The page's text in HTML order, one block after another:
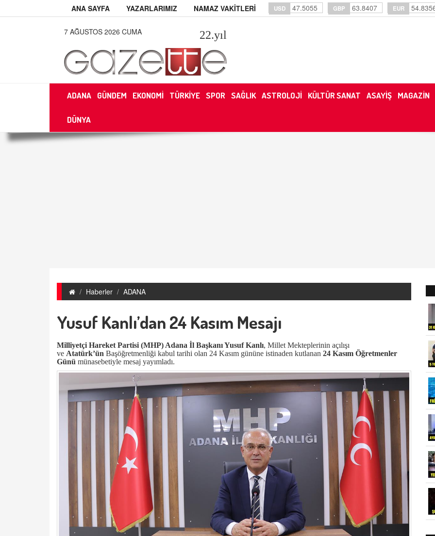
ANA SAYFA YAZARLARIMIZ NAMAZ VAKİTLERİ USD 47.5055 GBP 63.8407 EUR
7 AĞUSTOS 2026 CUMA 22.yıl
ADANA GÜNDEM EKONOMİ TÜRKİYE SPOR SAĞLIK ASTROLOJİ KÜLTÜR SANAT ASAYİŞ MAGAZİN
DÜNYA
Haberler ADANA
Yusuf Kanlı’dan 24 Kasım Mesajı
Milliyetçi Hareket Partisi (MHP) Adana İl Başkanı Yusuf Kanlı, Millet Mekteplerinin açılışı
ve Atatürk’ün Başöğretmenliği kabul tarihi olan 24 Kasım gününe istinaden kutlanan 24 Kasım Öğretmenler
Günü münasebetiyle mesaj yayımladı.